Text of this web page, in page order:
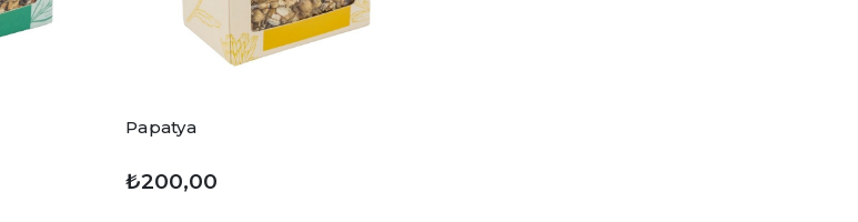
Papatya
₺200,00